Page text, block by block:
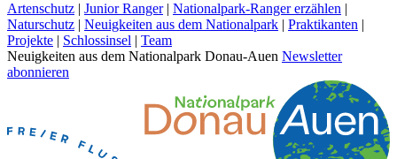
Artenschutz | Junior Ranger | Nationalpark-Ranger erzählen |
Naturschutz | Neuigkeiten aus dem Nationalpark | Praktikanten |
Projekte | Schlossinsel | Team
Neuigkeiten aus dem Nationalpark Donau-Auen Newsletter
abonnieren